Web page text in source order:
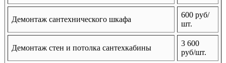
Демонтаж сантехнического шкафа
600 руб/
шт.
Демонтаж стен и потолка сантехкабины
3 600
руб/шт.